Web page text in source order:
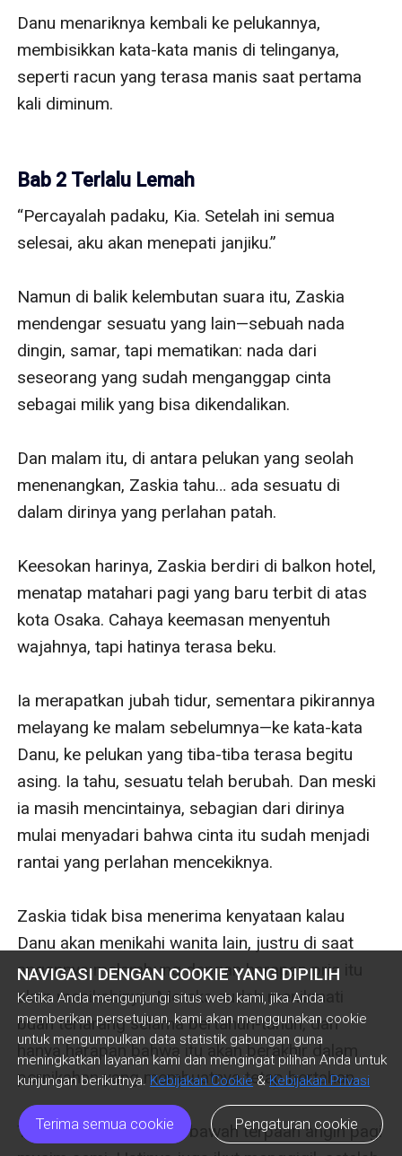
NAVIGASI DENGAN COOKIE YANG DIPILIH
Ketika Anda mengunjungi situs web kami, jika Anda
memberikan persetujuan, kami akan menggunakan cookie
untuk mengumpulkan data statistik gabungan guna
meningkatkan layanan kami dan mengingat pilihan Anda untuk
kunjungan berikutnya. Kebijakan Cookie & Kebijakan Privasi
Terima semua cookie Pengaturan cookie
Danu menariknya kembali ke pelukannya,
membisikkan kata-kata manis di telinganya,
seperti racun yang terasa manis saat pertama
kali diminum.
Bab 2 Terlalu Lemah
“Percayalah padaku, Kia. Setelah ini semua
selesai, aku akan menepati janjiku.”
Namun di balik kelembutan suara itu, Zaskia
mendengar sesuatu yang lain—sebuah nada
dingin, samar, tapi mematikan: nada dari
seseorang yang sudah menganggap cinta
sebagai milik yang bisa dikendalikan.
Dan malam itu, di antara pelukan yang seolah
menenangkan, Zaskia tahu… ada sesuatu di
dalam dirinya yang perlahan patah.
Keesokan harinya, Zaskia berdiri di balkon hotel,
menatap matahari pagi yang baru terbit di atas
kota Osaka. Cahaya keemasan menyentuh
wajahnya, tapi hatinya terasa beku.
Ia merapatkan jubah tidur, sementara pikirannya
melayang ke malam sebelumnya—ke kata-kata
Danu, ke pelukan yang tiba-tiba terasa begitu
asing. Ia tahu, sesuatu telah berubah. Dan meski
ia masih mencintainya, sebagian dari dirinya
mulai menyadari bahwa cinta itu sudah menjadi
rantai yang perlahan mencekiknya.
Zaskia tidak bisa menerima kenyataan kalau
Danu akan menikahi wanita lain, justru di saat
angannya melambung dengan harapan pria itu
akan menikahinya. Mereka sudah menikmati
buah terlarang selama bertahun-tahun, dan
hanya harapan bahwa itu akan berakhir dalam
pernikahan yang membuatnya tetap bertahan.
Tubuhnya menggigil di bawah terpaan angin pagi